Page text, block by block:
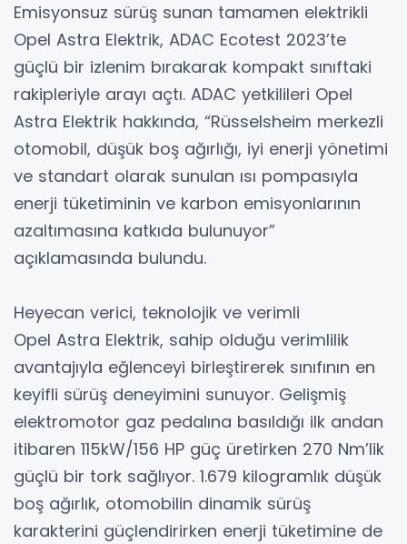
Emisyonsuz sürüş sunan tamamen elektrikli
Opel Astra Elektrik, ADAC Ecotest 2023’te
güçlü bir izlenim bırakarak kompakt sınıftaki
rakipleriyle arayı açtı. ADAC yetkilileri Opel
Astra Elektrik hakkında, “Rüsselsheim merkezli
otomobil, düşük boş ağırlığı, iyi enerji yönetimi
ve standart olarak sunulan ısı pompasıyla
enerji tüketiminin ve karbon emisyonlarının
azaltımasına katkıda bulunuyor”
açıklamasında bulundu.
Heyecan verici, teknolojik ve verimli
Opel Astra Elektrik, sahip olduğu verimlilik
avantajıyla eğlenceyi birleştirerek sınıfının en
keyifli sürüş deneyimini sunuyor. Gelişmiş
elektromotor gaz pedalına basıldığı ilk andan
itibaren 115kW/156 HP güç üretirken 270 Nm’lik
güçlü bir tork sağlıyor. 1.679 kilogramlık düşük
boş ağırlık, otomobilin dinamik sürüş
karakterini güçlendirirken enerji tüketimine de